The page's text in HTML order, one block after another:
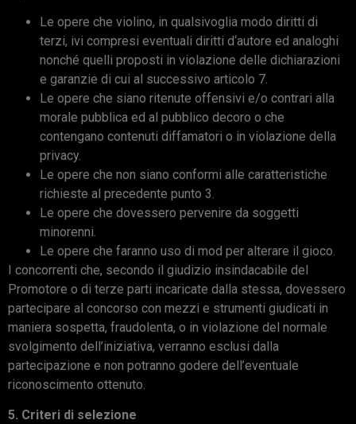
Le opere che violino, in qualsivoglia modo diritti di
terzi, ivi compresi eventuali diritti d‘autore ed analoghi
nonché quelli proposti in violazione delle dichiarazioni
e garanzie di cui al successivo articolo 7.
Le opere che siano ritenute offensivi e/o contrari alla
morale pubblica ed al pubblico decoro o che
contengano contenuti diffamatori o in violazione della
privacy.
Le opere che non siano conformi alle caratteristiche
richieste al precedente punto 3.
Le opere che dovessero pervenire da soggetti
minorenni.
Le opere che faranno uso di mod per alterare il gioco.
I concorrenti che, secondo il giudizio insindacabile del
Promotore o di terze parti incaricate dalla stessa, dovessero
partecipare al concorso con mezzi e strumenti giudicati in
maniera sospetta, fraudolenta, o in violazione del normale
svolgimento dell’iniziativa, verranno esclusi dalla
partecipazione e non potranno godere dell’eventuale
riconoscimento ottenuto.
5. Criteri di selezione